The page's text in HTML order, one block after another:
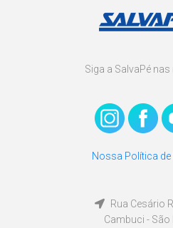
Siga a SalvaPé
Nossa Política de
Rua Cesário
Cambuci -